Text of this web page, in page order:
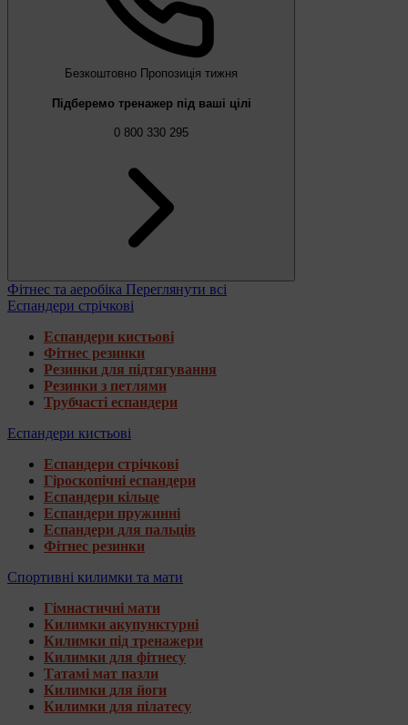
Безкоштовно Пропозиція тижня
Підберемо тренажер під ваші цілі
0 800 330 295
Фітнес та аеробіка Переглянути всі
Еспандери стрічкові
Еспандери кистьові
Фітнес резинки
Резинки для підтягування
Резинки з петлями
Трубчасті еспандери
Еспандери кистьові
Еспандери стрічкові
Гіроскопічні еспандери
Еспандери кільце
Еспандери пружинні
Еспандери для пальців
Фітнес резинки
Спортивні килимки та мати
Гімнастичні мати
Килимки акупунктурні
Килимки під тренажери
Килимки для фітнесу
Татамі мат пазли
Килимки для йоги
Килимки для пілатесу